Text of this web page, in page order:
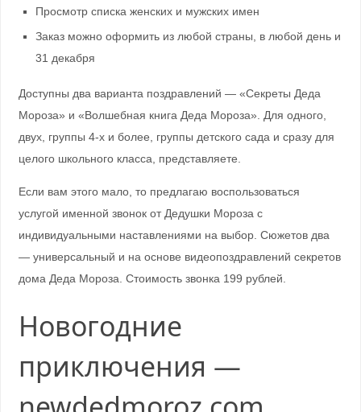
Просмотр списка женских и мужских имен
Заказ можно оформить из любой страны, в любой день и
31 декабря
Доступны два варианта поздравлений — «Секреты Деда
Мороза» и «Волшебная книга Деда Мороза». Для одного,
двух, группы 4-х и более, группы детского сада и сразу для
целого школьного класса, представляете.
Если вам этого мало, то предлагаю воспользоваться
услугой именной звонок от Дедушки Мороза с
индивидуальными наставлениями на выбор. Сюжетов два
— универсальный и на основе видеопоздравлений секретов
дома Деда Мороза. Стоимость звонка 199 рублей.
Новогодние
приключения —